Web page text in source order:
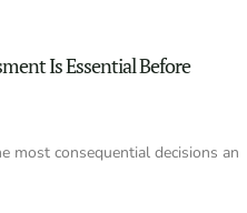
Is Essential Before
most consequential decisions an